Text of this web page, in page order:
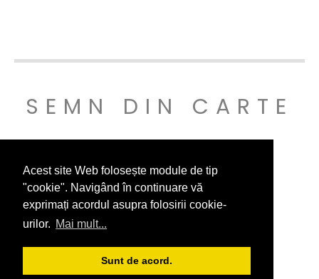
Acest site Web folosește module de tip
"cookie". Navigând în continuare vă
exprimați acordul asupra folosirii cookie-
urilor. Mai mult...
Sunt de acord.
SEMN DIN CARTE